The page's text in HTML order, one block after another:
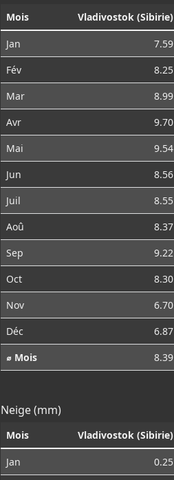
Mois Vladivostok (Sibirie)
Jan 7.59
Fév
8.25
Mar
8.99
Avr
9.70
Mai
9.54
Jun
8.56
Juil
8.55
Aoû
8.37
Sep
9.22
Oct
8.30
Nov
6.70
Déc
6.87
⌀ Mois
8.39
Neige (mm)
Mois Vladivostok (Sibirie)
Jan 0.25